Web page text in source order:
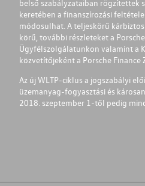
belső szabályzataiban rögzítettek
keretében a finanszírozási
módosulhat. A teljeskörű
körű, további részleteket a
Ügyfélszolgálatunkon valamint a
közvetítőjeként a Porsche Finance
Az új WLTP-ciklus a jogszabályi
üzemanyag-fogyasztási és
2018. szeptember 1-től pedig